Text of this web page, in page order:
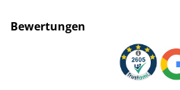
Bewertungen